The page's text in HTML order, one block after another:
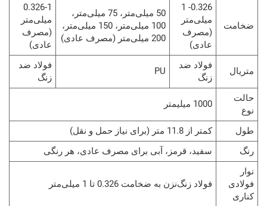
میلی‌متر
(مصرف
50 میلی‌متر، 75 میلی‌متر،
100 میلی‌متر، 150 میلی‌متر،
200 میلی‌متر (مصرف عادی)
0.326-1
میلی‌متر
(مصرف
عادی)
فولاد ضد
زنگ
PU
1000 میلیمتر
کمتر از 11.8 متر (برای نیاز حمل و نقل)
سفید، قرمز، آبی برای مصرف عادی، هر رنگی
فولاد زنگ‌نزن به ضخامت 0.326 تا 1 میلی‌متر